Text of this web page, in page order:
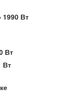
1990 Вт
Вт
Вт